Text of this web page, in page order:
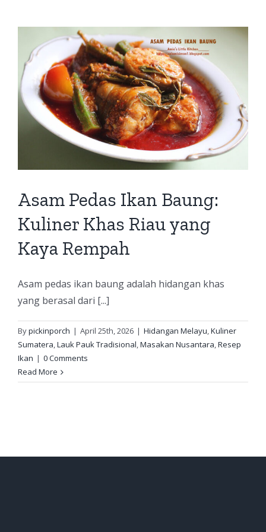
Asam Pedas Ikan Baung:
Kuliner Khas Riau yang
Kaya Rempah
Asam pedas ikan baung adalah hidangan khas
yang berasal dari [...]
Bypickinporch | April 25th, 2026 | Hidangan Melayu,Kuliner
Sumatera,Lauk Pauk Tradisional,Masakan Nusantara,Resep
Ikan | 0 Comments
Read More